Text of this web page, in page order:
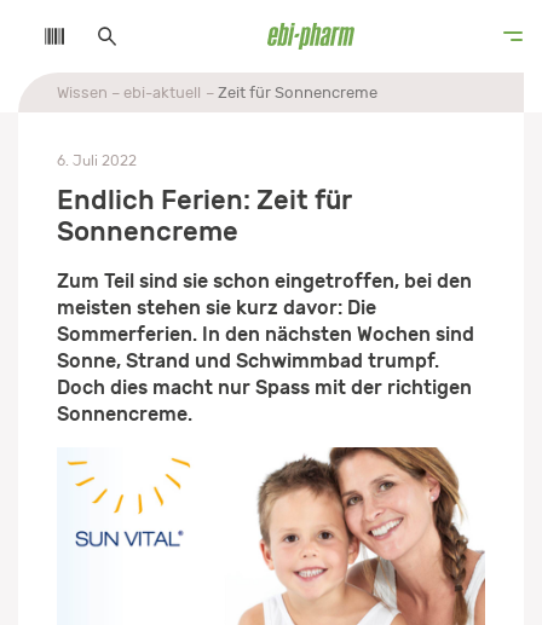
Wissen ebi-aktuell Zeit für Sonnencreme
6. Juli 2022
Endlich Ferien: Zeit für
Sonnencreme
Zum Teil sind sie schon eingetroffen, bei den
meisten stehen sie kurz davor: Die
Sommerferien. In den nächsten Wochen sind
Sonne, Strand und Schwimmbad trumpf.
Doch dies macht nur Spass mit der richtigen
Sonnencreme.